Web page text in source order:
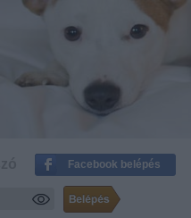
Facebook belépés